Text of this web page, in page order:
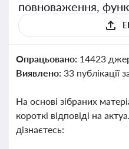
повноваження,
Опрацьовано: 14423
Виявлено: 33 публікації
На основі зібраних
короткі відповіді на
дізнаєтесь: